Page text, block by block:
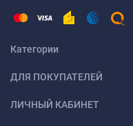
Категории
ДЛЯ ПОКУПАТЕЛЕЙ
ЛИЧНЫЙ КАБИНЕТ